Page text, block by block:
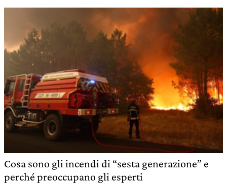
Cosa sono gli incendi di “sesta generazione” e
perché preoccupano gli esperti